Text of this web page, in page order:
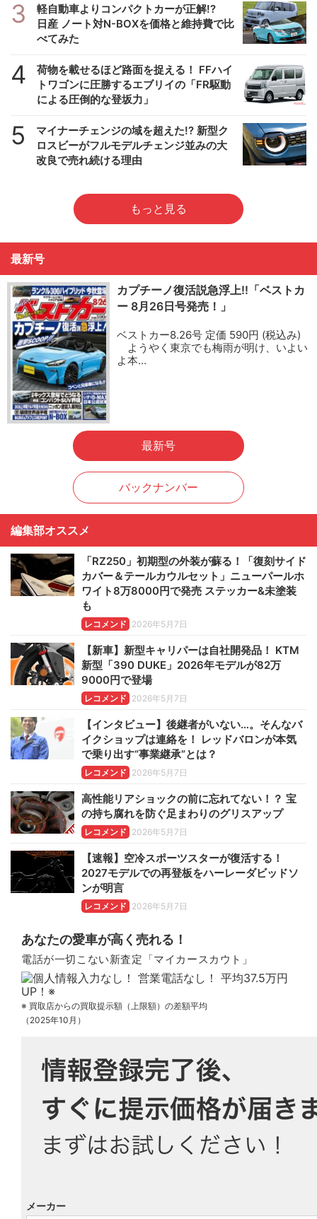
3
軽自動車よりコンパクトカーが正解!?
日産 ノート対N-BOXを価格と維持費で比
べてみた
4
荷物を載せるほど路面を捉える！ FFハイ
トワゴンに圧勝するエブリイの「FR駆動
による圧倒的な登坂力」
5
マイナーチェンジの域を超えた!? 新型ク
ロスビーがフルモデルチェンジ並みの大
改良で売れ続ける理由
もっと見る
最新号
カプチーノ復活説急浮上!!「ベストカ
ー 8月26日号発売！」
ベストカー8.26号 定価 590円 (税込み)
ようやく東京でも梅雨が明け、いよい
よ本…
最新号
バックナンバー
編集部オススメ
「RZ250」初期型の外装が蘇る！「復刻サイド
カバー＆テールカウルセット」ニューパールホ
ワイト8万8000円で発売 ステッカー&未塗装
も
レコメンド 2026年5月7日
【新車】新型キャリパーは自社開発品！ KTM
新型「390 DUKE」2026年モデルが82万
9000円で登場
レコメンド 2026年5月7日
【インタビュー】後継者がいない…。そんなバ
イクショップは連絡を！ レッドバロンが本気
で乗り出す“事業継承”とは？
レコメンド 2026年5月7日
高性能リアショックの前に忘れてない！？ 宝
の持ち腐れを防ぐ足まわりのグリスアップ
レコメンド 2026年5月7日
【速報】空冷スポーツスターが復活する！
2027モデルでの再登板をハーレーダビッドソ
ンが明言
レコメンド 2026年5月7日
あなたの愛車が高く売れる！
電話が一切こない新査定「マイカースカウト」
※ 買取店からの買取提示額（上限額）の差額平均
（2025年10月）
メーカー